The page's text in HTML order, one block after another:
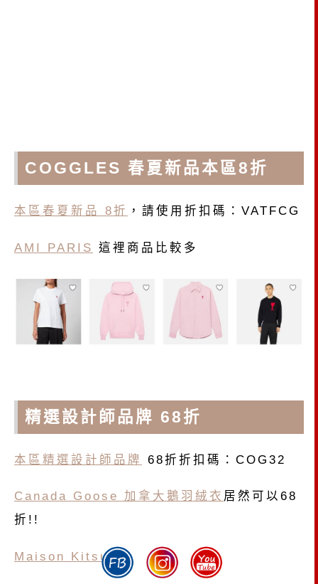
COGGLES 春夏新品本區8折
本區春夏新品 8折 ，請使用折扣碼：VATFCG
AMI PARIS 這裡商品比較多
精選設計師品牌 68折
本區精選設計師品牌 68折折扣碼：COG32
Canada Goose 加拿大鵝羽絨衣 居然可以68
折!!
Maison Kitsuné